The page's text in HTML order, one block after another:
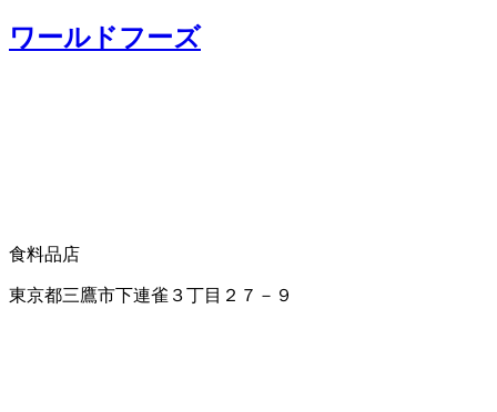
ワールドフーズ
食料品店
東京都三鷹市下連雀３丁目２７－９